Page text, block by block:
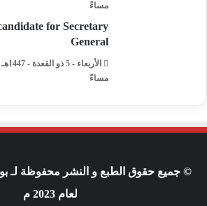
مساءً
for Secretary
General
مساءً
© جميع حقوق الطبع و النشر محفوظة لـ
لعام 2023 م